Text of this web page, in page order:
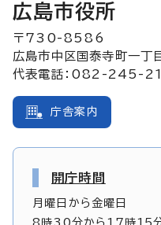
広島市役所
〒730-8586
広島市中区国泰寺町一
代表電話：082-245-
庁舎案内
開庁時間
月曜日から金曜日
8時30分から17時15分